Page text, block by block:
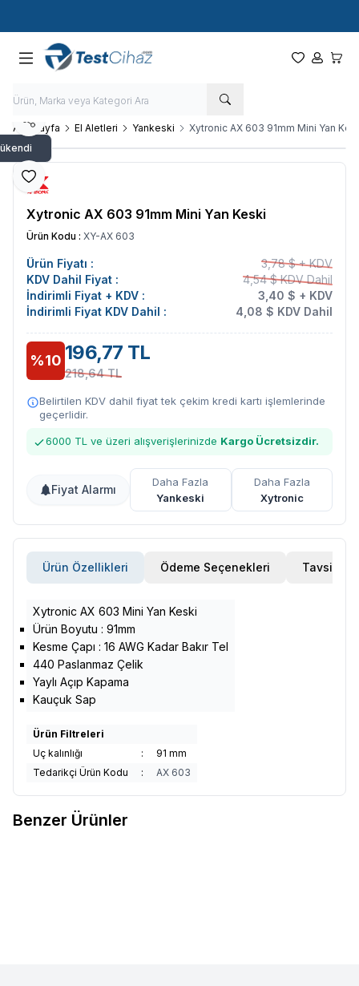
Ana Sayfa El Aletleri Yankeski Xytronic AX 603 91mm Mini Yan
Favoriye Ekle
Paylaş
Xytronic AX 603 91mm Mini Yan Keski
Ürün Kodu : XY-AX 603
Ürün Fiyatı :
3,78 $ + KDV
KDV Dahil Fiyat :
4,54 $ KDV Dahil
İndirimli Fiyat + KDV :
3,40 $ + KDV
İndirimli Fiyat KDV Dahil :
4,08 $ KDV Dahil
%10 196,77 TL
218,64 TL
Belirtilen KDV dahil fiyat tek çekim kredi kartı işlemlerinde
geçerlidir.
6000 TL ve üzeri alışverişlerinizde Kargo Ücretsizdir.
Fiyat Alarmı
Daha Fazla
Yankeski
Daha Fazla
Xytronic
Ürün Özellikleri Ödeme Seçenekleri Tavsiye Et
Xytronic AX 603 Mini Yan Keski
Ürün Boyutu : 91mm
Kesme Çapı : 16 AWG Kadar Bakır Tel
440 Paslanmaz Çelik
Yaylı Açıp Kapama
Kauçuk Sap
Ürün Filtreleri
Uç kalınlığı
:
91 mm
Tedarikçi Ürün Kodu
: AX 603
Benzer Ürünler